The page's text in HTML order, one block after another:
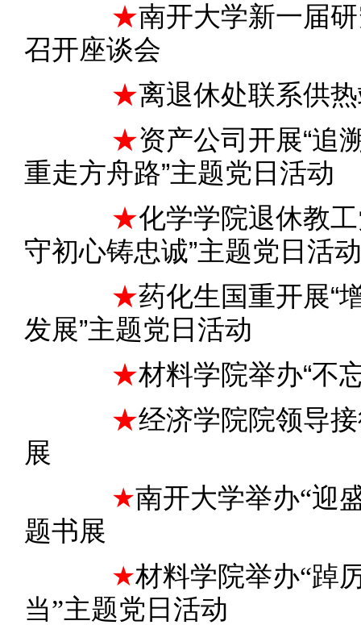
★南开大学新一届
召开座谈会
★离退休处联系供
★资产公司开展“
重走方舟路”主题党日活动
★化学学院退休教
守初心铸忠诚”主题党日活动
★药化生国重开展“
发展”主题党日活动
★材料学院举办“不
★经济学院院领导
展
★南开大学举办“迎
题书展
★材料学院举办“踔
当”主题党日活动